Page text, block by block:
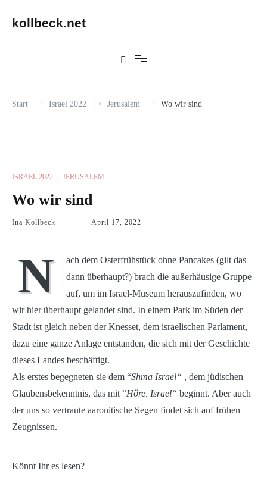
springen
kollbeck.net
Start Israel 2022 Jerusalem Wo wir sind
ISRAEL 2022 , JERUSALEM
Wo wir sind
Ina Kollbeck April 17, 2022
N
ach dem Osterfrühstück ohne Pancakes (gilt das
dann überhaupt?) brach die außerhäusige Gruppe
auf, um im Israel-Museum herauszufinden, wo
wir hier überhaupt gelandet sind. In einem Park im Süden der
Stadt ist gleich neben der Knesset, dem israelischen Parlament,
dazu eine ganze Anlage entstanden, die sich mit der Geschichte
dieses Landes beschäftigt.
Als erstes begegneten sie dem “Shma Israel“ , dem jüdischen
Glaubensbekenntnis, das mit “Höre, Israel“ beginnt. Aber auch
der uns so vertraute aaronitische Segen findet sich auf frühen
Zeugnissen.
Könnt Ihr es lesen?